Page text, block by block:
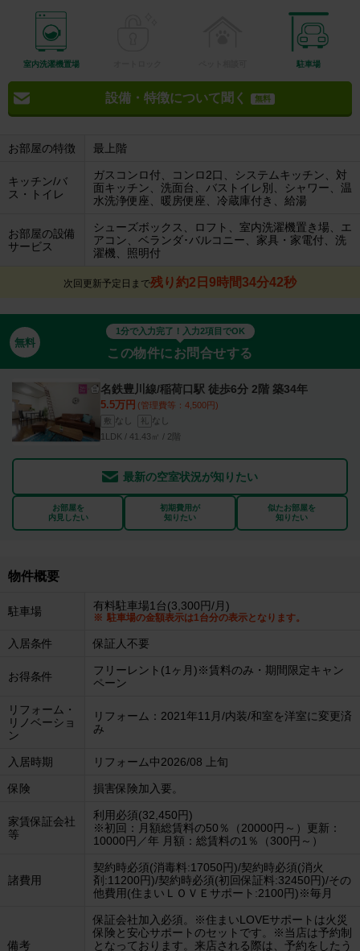
室内洗濯機置場 駐車場
設備・特徴について聞く 無料
お部屋の特徴 最上階
キッチン/バ
ス・トイレ
ガスコンロ付、コンロ2口、システムキッチン、対
面キッチン、洗面台、バストイレ別、シャワー、温
水洗浄便座、暖房便座、冷蔵庫付き、給湯
お部屋の設備
サービス
シューズボックス、ロフト、室内洗濯機置き場、エ
アコン、ベランダ･バルコニー、家具・家電付、洗
濯機、照明付
次回更新予定日まで残り約2日9時間34分41秒
無料
1分で入力完了！入力2項目でOK
この物件にお問合せする
名鉄豊川線/稲荷口駅 徒歩6分 2階 築34年
5.5万円 (管理費等：4,500円)
敷 なし 礼
なし
1LDK / 41.43㎡ / 2階
最新の空室状況が知りたい
お部屋を
内見したい
初期費用が
知りたい
似たお部屋を
知りたい
物件概要
駐車場 有料駐車場1台(3,300円/月)
駐車場の金額表示は1台分の表示となります。
入居条件 保証人不要
お得条件
フリーレント(1ヶ月)※賃料のみ・期間限定キャン
ペーン
リフォーム・
リノベーショ
ン
リフォーム：2021年11月/内装/和室を洋室に変更済
み
入居時期 リフォーム中2026/08 上旬
保険 損害保険加入要。
家賃保証会社
等
利用必須(32,450円)
※初回：月額総賃料の50％（20000円～）更新：
10000円／年 月額：総賃料の1％（300円～）
諸費用
契約時必須(消毒料:17050円)/契約時必須(消火
剤:11200円)/契約時必須(初回保証料:32450円)/その
他費用(住まいＬＯＶＥサポート:2100円)※毎月
備考
保証会社加入必須。※住まいLOVEサポートは火災
保険と安心サポートのセットです。※当店は予約制
となっております。来店される際は、予約をしたう